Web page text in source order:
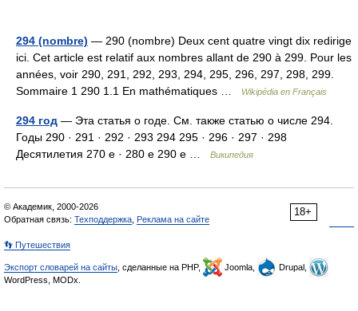
294 (nombre) — 290 (nombre) Deux cent quatre vingt dix redirige
ici. Cet article est relatif aux nombres allant de 290 à 299. Pour les
années, voir 290, 291, 292, 293, 294, 295, 296, 297, 298, 299.
Sommaire 1 290 1.1 En mathématiques …
Wikipédia en Français
294 год — Эта статья о годе. См. также статью о числе 294.
Годы 290 · 291 · 292 · 293 294 295 · 296 · 297 · 298
Десятилетия 270 е · 280 е 290 е …
Википедия
18+
© Академик, 2000-2026
Обратная связь: Техподдержка Реклама на сайте
👣 Путешествия
Экспорт словарей на сайты , сделанные на PHP, Joomla,
Drupal,
WordPress, MODx.